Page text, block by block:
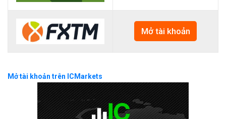
Mở tài khoản
Mở tài khoản trên ICMarkets